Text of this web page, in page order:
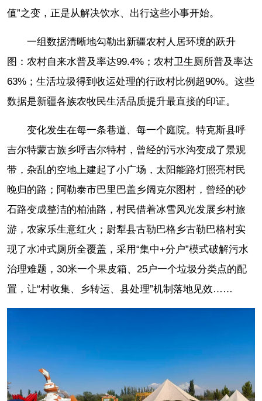
值”之变，正是从解决饮水、出行这些小事开始。
一组数据清晰地勾勒出新疆农村人居环境的跃升
图：农村自来水普及率达99.4%；农村卫生厕所普及率达
63%；生活垃圾得到收运处理的行政村比例超90%。这些
数据是新疆各族农牧民生活品质提升最直接的印证。
变化发生在每一条巷道、每一个庭院。特克斯县呼
吉尔特蒙古族乡呼吉尔特村，曾经的污水沟变成了景观
带，杂乱的空地上建起了小广场，太阳能路灯照亮村民
晚归的路；阿勒泰市巴里巴盖乡阔克尔图村，曾经的砂
石路变成整洁的柏油路，村民借着冰雪风光发展乡村旅
游，农家乐生意红火；尉犁县古勒巴格乡古勒巴格村实
现了水冲式厕所全覆盖，采用“集中+分户”模式破解污水
治理难题，30米一个果皮箱、25户一个垃圾分类点的配
置，让“村收集、乡转运、县处理”机制落地见效……